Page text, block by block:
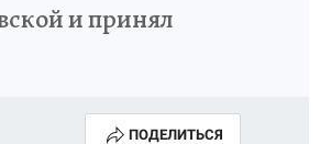
и принял
ПОДЕЛИТЬСЯ